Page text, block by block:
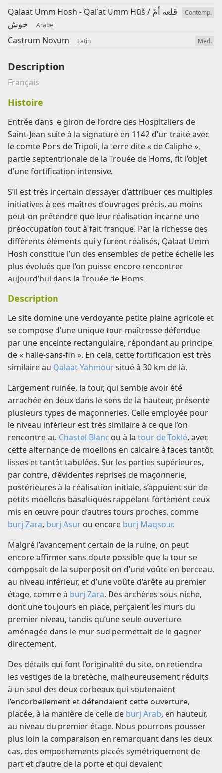
Qalaat Umm Hosh - Qalʿat Umm Hūš / قلعة أمّ
حوش
Arabe
Contemp.
Castrum Novum Latin Med.
Description
Français
Histoire
Entrée dans le giron de l’ordre des Hospitaliers de
Saint-Jean suite à la signature en 1142 d’un traité avec
le comte Pons de Tripoli, la terre dite « de Caliphe »,
partie septentrionale de la Trouée de Homs, fit l’objet
d’une fortification intensive.
S’il est très incertain d’essayer d’attribuer ces multiples
initiatives à des maîtres d’ouvrages précis, au moins
peut-on prétendre que leur réalisation incarne une
préoccupation tout à fait franque. Par la richesse des
différents éléments qui y furent réalisés, Qalaat Umm
Hosh constitue l’un des ensembles de petite échelle les
plus évolués que l’on puisse encore rencontrer
aujourd’hui dans la Trouée de Homs.
Description
Le site domine une verdoyante petite plaine agricole et
se compose d’une unique tour-maîtresse défendue
par une enceinte rectangulaire, répondant au principe
de « halle-sans-fin ». En cela, cette fortification est très
similaire au Qalaat Yahmoursitué à 30 km de là.
Largement ruinée, la tour, qui semble avoir été
arrachée en deux dans le sens de la hauteur, présente
plusieurs types de maçonneries. Celle employée pour
le niveau inférieur est très similaire à ce que l’on
rencontre au Chastel Blanc ou à la tour de Toklé, avec
cette alternance de moellons en calcaire à faces tantôt
lisses et tantôt tabulées. Sur les parties supérieures,
par contre, d’évidentes reprises de maçonnerie,
postérieures à la réalisation initiale, s’appuient sur de
petits moellons basaltiques rappelant fortement ceux
mis en œuvre pour d’autres tours proches, comme
burj Zara, burj Asur ou encore burj Maqsour.
Malgré l’avancement certain de la ruine, on peut
encore affirmer sans doute possible que la tour se
composait de la superposition d’une voûte en berceau,
au niveau inférieur, et d’une voûte d’arête au premier
étage, comme à burj Zara. Des archères sous niche,
dont une toujours en place, perçaient les murs du
premier niveau, tandis qu’une seule ouverture
aménagée dans le mur sud permettait de le gagner
directement.
Des détails qui font l’originalité du site, on retiendra
les vestiges de la bretèche, malheureusement réduits
à un seul des deux corbeaux qui soutenaient
l’encorbellement et défendaient cette ouverture,
placée, à la manière de celle de burj Arab, en hauteur,
au niveau du premier étage. Nous pourrons pousser
plus loin la comparaison en remarquant dans les deux
cas, des empochements placés symétriquement de
part et d’autre de la porte et qui devaient